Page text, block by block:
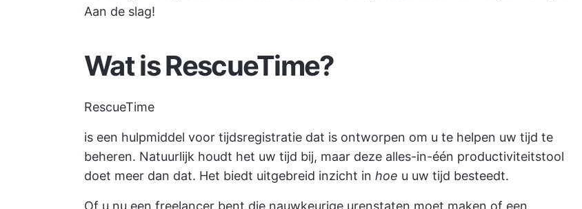
Aan de slag!
Wat isRescueTime?
RescueTime
is een hulpmiddel voor tijdsregistratie dat is ontworpen om u te helpen uw tijd te
beheren. Natuurlijk houdt het uw tijd bij, maar deze alles-in-één productiviteitstool
doet meer dan dat. Het biedt uitgebreid inzicht in hoe u uw tijd besteedt.
Of u nu een freelancer bent die nauwkeurige urenstaten moet maken of een